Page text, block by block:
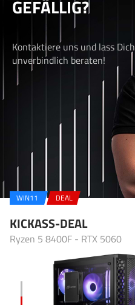
GEFÄLLIG?
Kontaktiere uns und lass Dich
unverbindlich beraten!
WIN11 DEAL
KICKASS-DEAL
Ryzen 5 8400F - RTX 5060